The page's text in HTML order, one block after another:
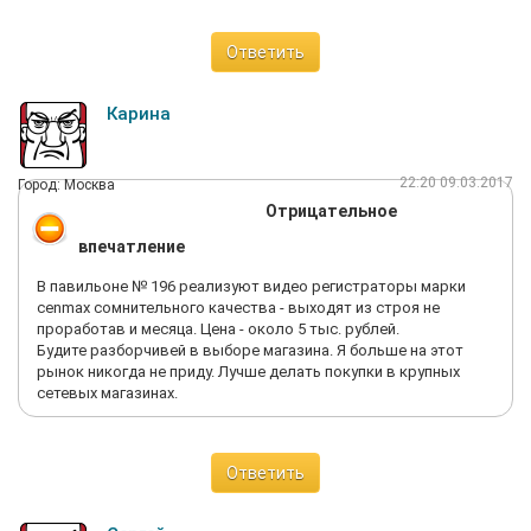
Ответить
Карина
Город: Москва 22:20 09.03.2017
Отрицательное
впечатление
В павильоне № 196 реализуют видео регистраторы марки
cenmax сомнительного качества - выходят из строя не
проработав и месяца. Цена - около 5 тыс. рублей.
Будите разборчивей в выборе магазина. Я больше на этот
рынок никогда не приду. Лучше делать покупки в крупных
сетевых магазинах.
Ответить